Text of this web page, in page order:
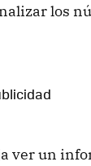
los
ver un